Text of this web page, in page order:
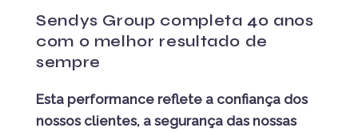
Sendys Group completa 40 anos
com o melhor resultado de
sempre
Esta performance reflete a confiança dos
nossos clientes, a segurança das nossas